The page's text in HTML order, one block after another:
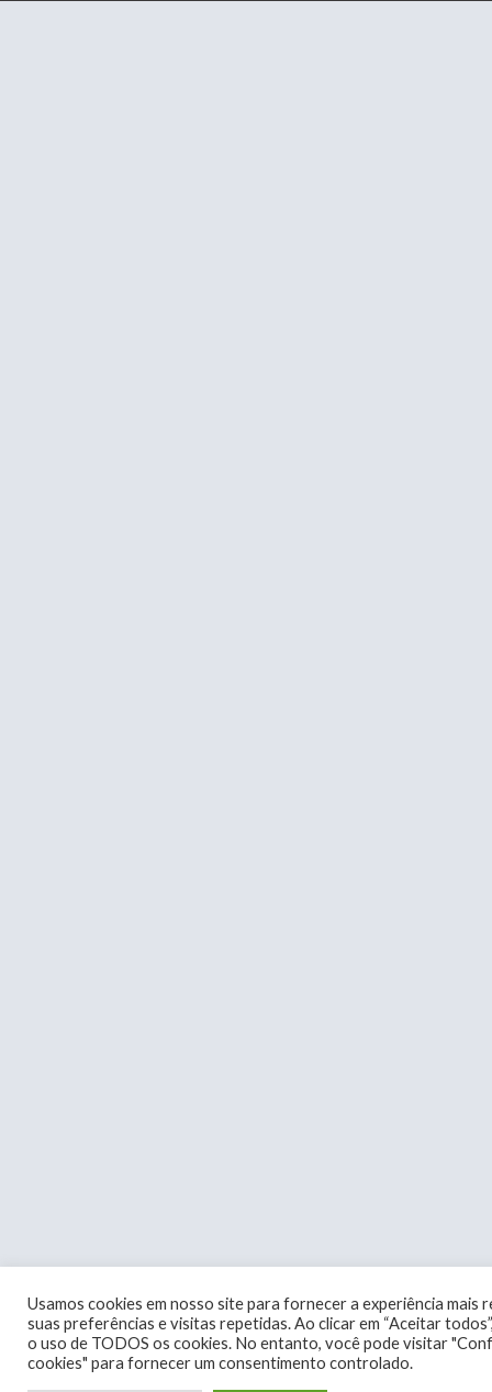
Usamos cookies em nosso site para fornecer a experiência mais
suas preferências e visitas repetidas. Ao clicar em “Aceitar
o uso de TODOS os cookies. No entanto, você pode visitar
cookies" para fornecer um consentimento controlado.